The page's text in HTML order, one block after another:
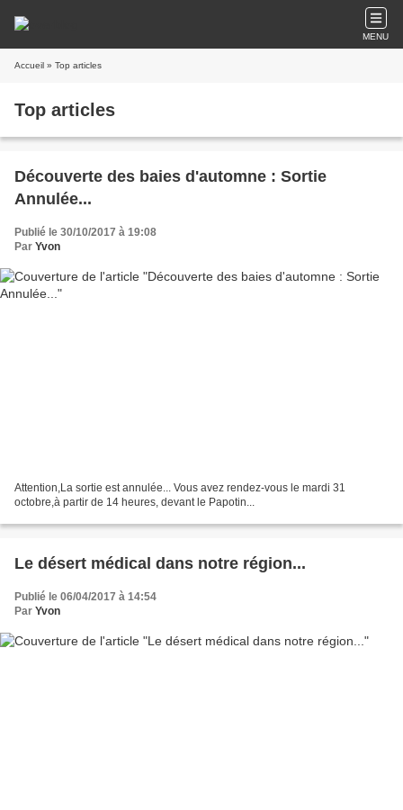
MENU
Accueil » Top articles
Top articles
Découverte des baies d'automne : Sortie
Annulée...
Publié le 30/10/2017 à 19:08
Par Yvon
Attention,La sortie est annulée... Vous avez rendez-vous le mardi 31
octobre,à partir de 14 heures, devant le Papotin...
Le désert médical dans notre région...
Publié le 06/04/2017 à 14:54
Par Yvon